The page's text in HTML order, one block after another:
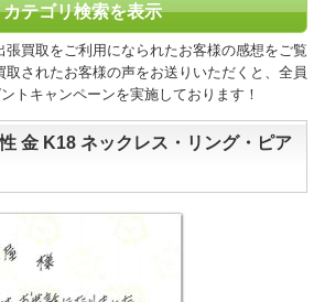
カテゴリ検索を表示
買取をご利用になられたお客様の感想をご覧
されたお客様の声をお送りいただくと、全員
トキャンペーンを実施しております！
金 K18 ネックレス・リング・ピア